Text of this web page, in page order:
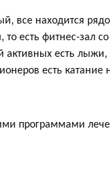
все находится
то есть фитнес-зал
есть лыжи,
есть
программами